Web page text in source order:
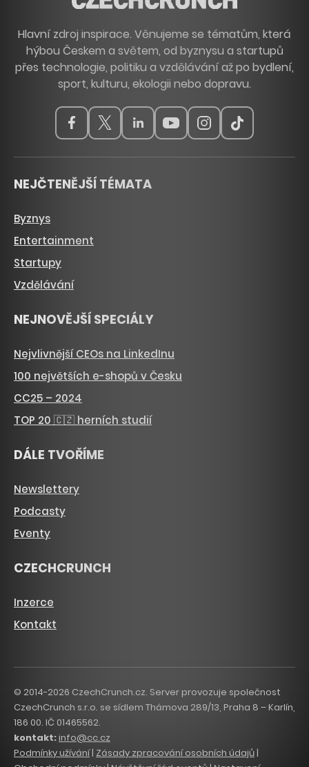
Hlavní zdroj inspirace. Věnujeme se tématům, která
hýbou Českem a světem, od byznysu a startupů
přes technologie, politiku a vzdělávání až po bydlení,
sport, kulturu, ekologii nebo dopravu.
NEJČTENĚJŠÍ TÉMATA
Byznys
Entertainment
Startupy
Vzdělávání
NEJNOVĚJŠÍ SPECIÁLY
Nejvlivnější CEOs na LinkedInu
100 největších e-shopů v Česku
CC25 – 2024
TOP 20 🇨🇿 herních studií
DÁLE TVOŘÍME
Newslettery
Podcasty
Eventy
CZECHCRUNCH
Inzerce
Kontakt
© 2014-2026 CzechCrunch.cz. Server provozuje společnost
CzechCrunch s.r.o. se sídlem Thámova 289/13, Praha 8 – Karlín,
186 00. IČ 01465562.
kontakt:info@cc.cz
Podmínky užívání| Zásady zpracování osobních údajů|